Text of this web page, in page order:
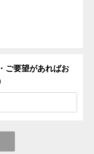
ご要望があればお